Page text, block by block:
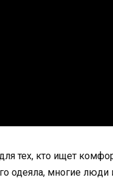
тех, кто ищет
одеяла, многие